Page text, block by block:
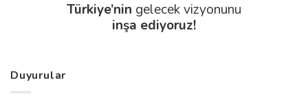
Türkiye’nin gelecek vizyonunu
inşa ediyoruz!
Duyurular